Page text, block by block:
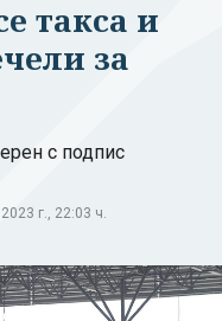
такса и
за
с подпис
г., 22:03 ч.